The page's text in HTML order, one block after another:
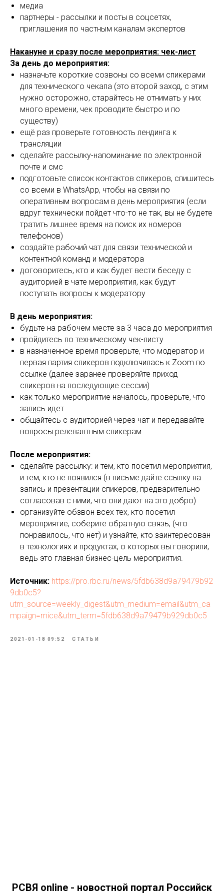
медиа
партнеры - рассылки и посты в соцсетях,
приглашения по частным каналам экспертов
Накануне и сразу после мероприятия: чек-лист
За день до мероприятия:
назначьте короткие созвоны со всеми спикерами
для технического чекапа (это второй заход, с этим
нужно осторожно, старайтесь не отнимать у них
много времени, чек проводите быстро и по
существу)
ещё раз проверьте готовность лендинга к
трансляции
сделайте рассылку-напоминание по электронной
почте и смс
подготовьте список контактов спикеров, спишитесь
со всеми в WhatsApp, чтобы на связи по
оперативным вопросам в день мероприятия (если
вдруг технически пойдет что-то не так, вы не будете
тратить лишнее время на поиск их номеров
телефонов)
создайте рабочий чат для связи технической и
контентной команд и модератора
договоритесь, кто и как будет вести беседу с
аудиторией в чате мероприятия, как будут
поступать вопросы к модератору
В день мероприятия:
будьте на рабочем месте за 3 часа до мероприятия
пройдитесь по техническому чек-листу
в назначенное время проверьте, что модератор и
первая партия спикеров подключилась к Zoom по
ссылке (далее заранее проверяйте приход
спикеров на последующие сессии)
как только мероприятие началось, проверьте, что
запись идет
общайтесь с аудиторией через чат и передавайте
вопросы релевантным спикерам
После мероприятия:
сделайте рассылку: и тем, кто посетил мероприятия,
и тем, кто не появился (в письме дайте ссылку на
запись и презентации спикеров, предварительно
согласовав с ними, что они дают на это добро)
организуйте обзвон всех тех, кто посетил
мероприятие, соберите обратную связь, (что
понравилось, что нет) и узнайте, кто заинтересован
в технологиях и продуктах, о которых вы говорили,
ведь это главная бизнес-цель мероприятия.
Источник: https://pro.rbc.ru/news/5fdb638d9a79479b92
9db0c5?
utm_source=weekly_digest&utm_medium=email&utm_ca
mpaign=mice&utm_term=5fdb638d9a79479b929db0c5
2021-01-18 09:52 СТАТЬИ
РСВЯ online - новостной портал Российск